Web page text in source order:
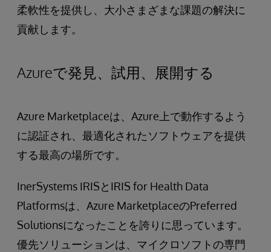
柔軟性を提供し、大小さまざまな課題の解決に
貢献します。
Azureで発見、試用、展開する
Azure Marketplaceは、Azure上で動作するよう
に認証され、最適化されたソフトウェアを提供
する最高の場所です。
InerSystems IRISとIRIS for Health Data
Platformsは、Azure MarketplaceのPreferred
Solutionsになったことを誇りに思っています。
優先ソリューションは、マイクロソフトの専門